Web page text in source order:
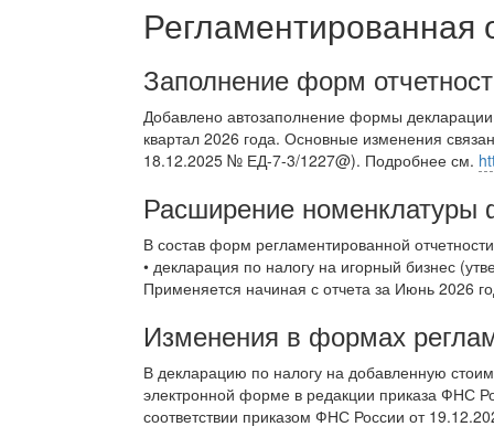
Регламентированная
Заполнение форм
Добавлено автозаполнение формы
квартал 2026 года. Основные изменения
18.12.2025 № ЕД-7-3/1227@). Подробнее см.
Расширение номенклатуры
В состав форм регламентированной
• декларация по налогу на игорный бизнес
Применяется начиная с отчета за Июнь 2026
Изменения в формах
В декларацию по налогу на добавленную
электронной форме в редакции приказа ФНС
соответствии приказом ФНС России от